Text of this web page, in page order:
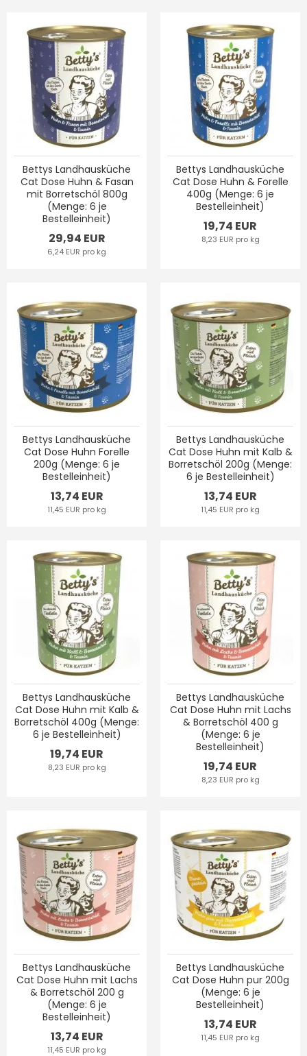
Bettys Landhausküche
Cat Dose Huhn & Fasan
mit Borretschöl 800g
(Menge: 6 je
Bestelleinheit)
29,94 EUR
6,24 EUR pro kg
Bettys Landhausküche
Cat Dose Huhn & Forelle
400g (Menge: 6 je
Bestelleinheit)
19,74 EUR
8,23 EUR pro kg
Bettys Landhausküche
Cat Dose Huhn Forelle
200g (Menge: 6 je
Bestelleinheit)
13,74 EUR
11,45 EUR pro kg
Bettys Landhausküche
Cat Dose Huhn mit Kalb &
Borretschöl 200g (Menge:
6 je Bestelleinheit)
13,74 EUR
11,45 EUR pro kg
Bettys Landhausküche
Cat Dose Huhn mit Kalb &
Borretschöl 400g (Menge:
6 je Bestelleinheit)
19,74 EUR
8,23 EUR pro kg
Bettys Landhausküche
Cat Dose Huhn mit Lachs
& Borretschöl 400 g
(Menge: 6 je
Bestelleinheit)
19,74 EUR
8,23 EUR pro kg
Bettys Landhausküche
Cat Dose Huhn mit Lachs
& Borretschöl 200 g
(Menge: 6 je
Bestelleinheit)
13,74 EUR
11,45 EUR pro kg
Bettys Landhausküche
Cat Dose Huhn pur 200g
(Menge: 6 je
Bestelleinheit)
13,74 EUR
11,45 EUR pro kg